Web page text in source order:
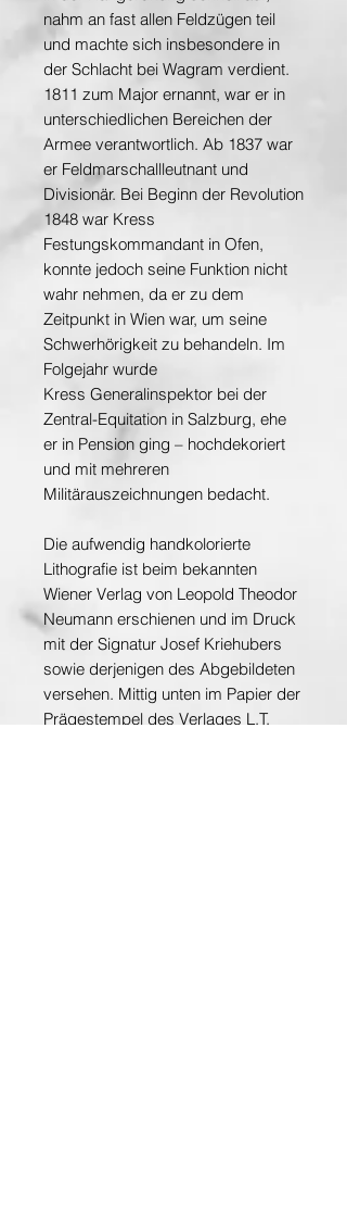
nahm an fast allen Feldzügen teil
und machte sich insbesondere in
der Schlacht bei Wagram verdient.
1811 zum Major ernannt, war er in
unterschiedlichen Bereichen der
Armee verantwortlich. Ab 1837 war
er Feldmarschallleutnant und
Divisionär. Bei Beginn der Revolution
1848 war Kress
Festungskommandant in Ofen,
konnte jedoch seine Funktion nicht
wahr nehmen, da er zu dem
Zeitpunkt in Wien war, um seine
Schwerhörigkeit zu behandeln. Im
Folgejahr wurde
Kress Generalinspektor bei der
Zentral-Equitation in Salzburg, ehe
er in Pension ging – hochdekoriert
und mit mehreren
Militärauszeichnungen bedacht.
Die aufwendig handkolorierte
Lithografie ist beim bekannten
Wiener Verlag von Leopold Theodor
Neumann erschienen und im Druck
mit der Signatur Josef Kriehubers
sowie derjenigen des Abgebildeten
versehen. Mittig unten im Papier der
Prägestempel des Verlages L.T.